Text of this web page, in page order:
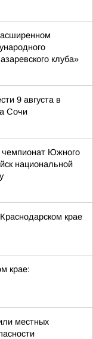
клуба»
9 августа в
Сочи
чемпионат Южного
национальной
крае
крае:
местных